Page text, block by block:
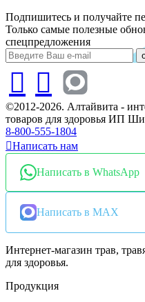
Подпишитесь и получайте
Только самые полезные
спецпредложения
©2012-2026. Алтайвита -
товаров для здоровья ИП
8-800-555-1804
Написать нам
Написать в WhatsApp
Написать в MAX
Интернет-магазин трав,
для здоровья.
Продукция